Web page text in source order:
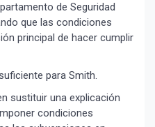
de Seguridad
que las condiciones
principal de hacer cumplir
para Smith.
sustituir una explicación
condiciones